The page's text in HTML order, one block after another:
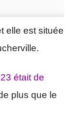
elle est située
était de
plus que le